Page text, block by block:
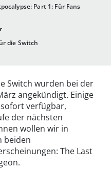
Part 1: Für Fans
die Switch
Switch wurden bei der
angekündigt. Einige
verfügbar,
der nächsten
wollen wir in
beiden
The Last